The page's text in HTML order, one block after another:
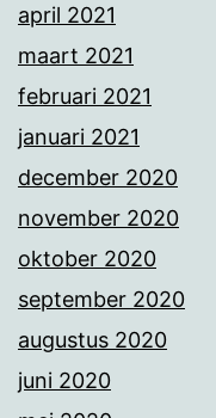
april 2021
maart 2021
februari 2021
januari 2021
december 2020
november 2020
oktober 2020
september 2020
augustus 2020
juni 2020